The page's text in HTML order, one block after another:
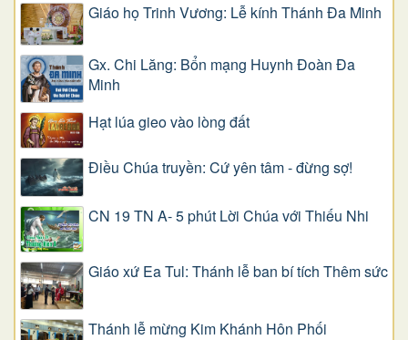
Giáo họ Trinh Vương: Lễ kính Thánh Đa Minh
Gx. Chi Lăng: Bổn mạng Huynh Đoàn Đa
Minh
Hạt lúa gieo vào lòng đất
Điều Chúa truyền: Cứ yên tâm - đừng sợ!
CN 19 TN A- 5 phút Lời Chúa với Thiếu Nhi
Giáo xứ Ea Tul: Thánh lễ ban bí tích Thêm sức
Thánh lễ mừng Kim Khánh Hôn Phối